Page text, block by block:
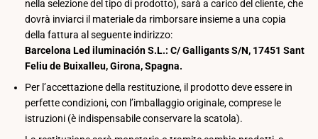
nella selezione del tipo di prodotto), sarà a carico del cliente, che
dovrà inviarci il materiale da rimborsare insieme a una copia
della fattura al seguente indirizzo:
Barcelona Led iluminación S.L.: C/ Galligants S/N, 17451 Sant
Feliu de Buixalleu, Girona, Spagna.
Per l’accettazione della restituzione, il prodotto deve essere in
perfette condizioni, con l’imballaggio originale, comprese le
istruzioni (è indispensabile conservare la scatola).